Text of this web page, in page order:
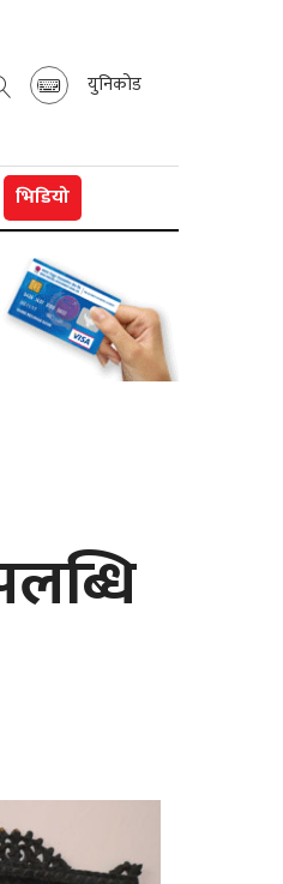
युनिकोड
भिडियो